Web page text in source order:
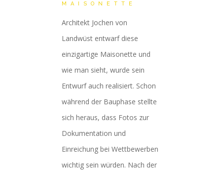
MAISONETTE
Architekt Jochen von
Landwüst entwarf diese
einzigartige Maisonette und
wie man sieht, wurde sein
Entwurf auch realisiert. Schon
während der Bauphase stellte
sich heraus, dass Fotos zur
Dokumentation und
Einreichung bei Wettbewerben
wichtig sein würden. Nach der